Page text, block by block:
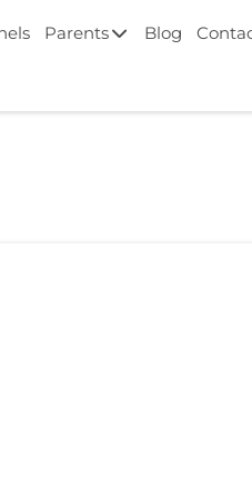
Parents Blog